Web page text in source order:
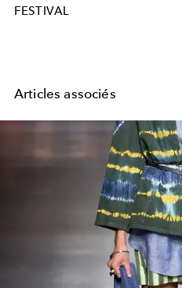
FESTIVAL
Articles associés